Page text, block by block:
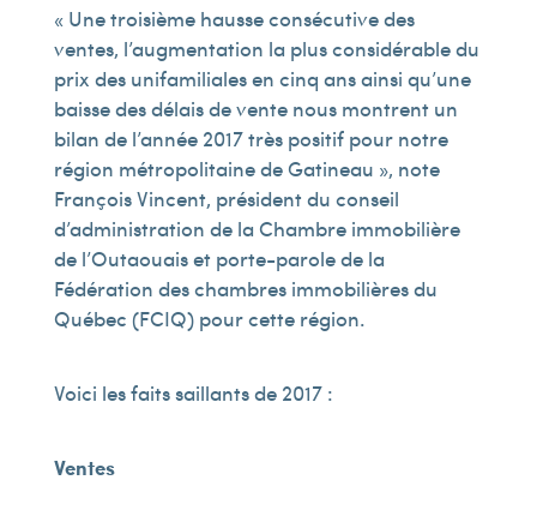
« Une troisième hausse consécutive des
ventes, l’augmentation la plus considérable du
prix des unifamiliales en cinq ans ainsi qu’une
baisse des délais de vente nous montrent un
bilan de l’année 2017 très positif pour notre
région métropolitaine de Gatineau », note
François Vincent, président du conseil
d’administration de la Chambre immobilière
de l’Outaouais et porte-parole de la
Fédération des chambres immobilières du
Québec (FCIQ) pour cette région.
Voici les faits saillants de 2017 :
Ventes